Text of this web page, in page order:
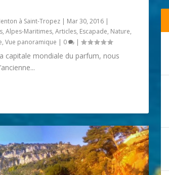
à Saint-Tropez| Mar 30, 2016|
, Alpes-Maritimes, Articles, Escapade, Nature,
, Vue panoramique 0 |
capitale mondiale du parfum, nous